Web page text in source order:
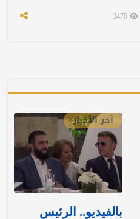
آخر الأخبار
بالفيديو.. الرئيس